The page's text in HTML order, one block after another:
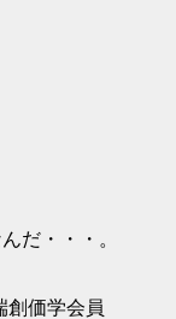
だ・・・。
員